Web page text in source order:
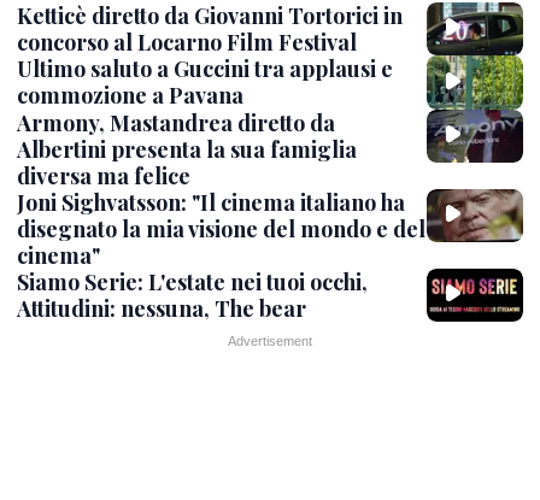
Ketticè diretto da Giovanni Tortorici in
concorso al Locarno Film Festival
Ultimo saluto a Guccini tra applausi e
commozione a Pavana
Armony, Mastandrea diretto da
Albertini presenta la sua famiglia
diversa ma felice
Joni Sighvatsson: "Il cinema italiano ha
disegnato la mia visione del mondo e del
cinema"
Siamo Serie: L'estate nei tuoi occhi,
Attitudini: nessuna, The bear